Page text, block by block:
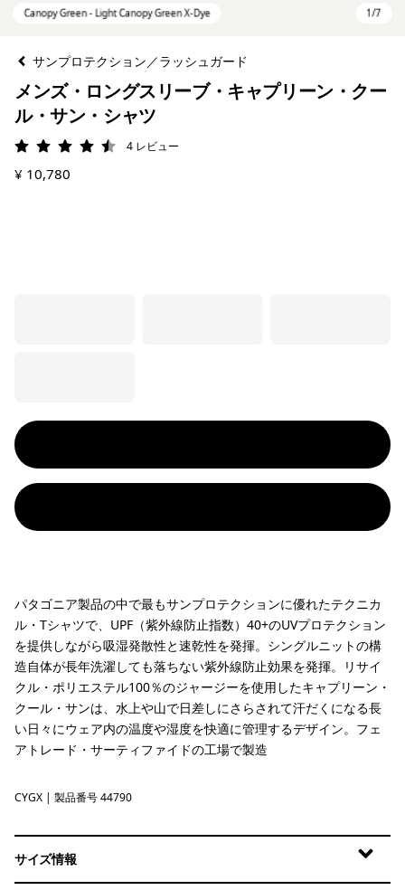
サンプロテクション／ラッシュガード
メンズ・ロングスリーブ・キャプリーン・クー
ル・サン・シャツ
評価: 4.5 / 5
4 レビュー
¥ 10,780
パタゴニア製品の中で最もサンプロテクションに優れたテクニカ
ル・Tシャツで、UPF（紫外線防止指数）40+のUVプロテクション
を提供しながら吸湿発散性と速乾性を発揮。シングルニットの構
造自体が長年洗濯しても落ちない紫外線防止効果を発揮。リサイ
クル・ポリエステル100％のジャージーを使用したキャプリーン・
クール・サンは、水上や山で日差しにさらされて汗だくになる長
い日々にウェア内の温度や湿度を快適に管理するデザイン。フェ
アトレード・サーティファイドの工場で製造
Canopy Green - Light Canopy Green X-Dye
CYGX | 製品番号 44790
サイズ情報